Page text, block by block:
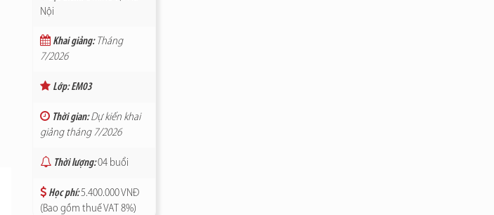
Nội
Khai giảng: Tháng
7/2026
Lớp: EM03
Thời gian:Dự kiến khai
giảng tháng 7/2026
Thời lượng:04 buổi
Học phí:5.400.000 VNĐ
(Bao gồm thuế VAT 8%)